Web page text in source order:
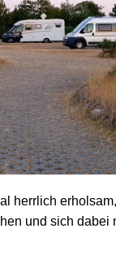
herrlich
und sich dabei